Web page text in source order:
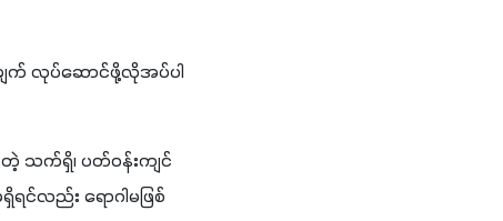
က် လုပ်ဆောင်ဖို့လိုအပ်ပါ
တဲ့ သက်ရှိ၊ ပတ်ဝန်းကျင်
င်လည်း ရောဂါမဖြစ်